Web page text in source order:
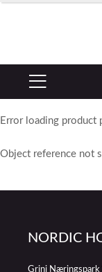
Error loading product
Object reference not
NORDIC
Grini Næringspark